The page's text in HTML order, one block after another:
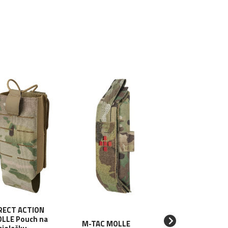
ACTION
Pouch na M-TAC MOLLE DIRECT ACTION